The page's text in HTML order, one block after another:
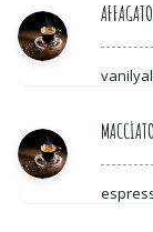
AFFAGATO
MACCİATO